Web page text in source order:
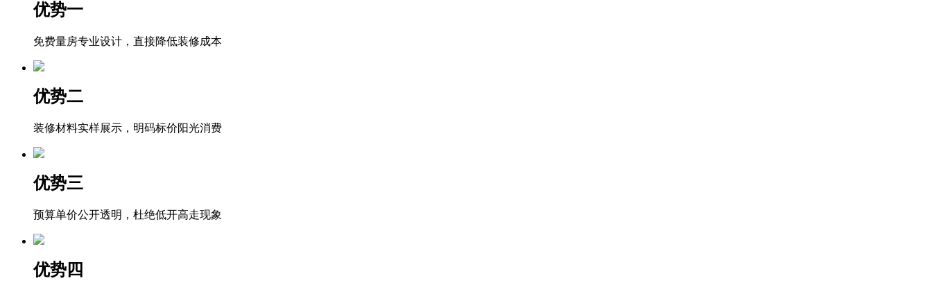
优势一
免费量房专业设计，直接降低装修成本
优势二
装修材料实样展示，明码标价阳光消费
优势三
预算单价公开透明，杜绝低开高走现象
优势四